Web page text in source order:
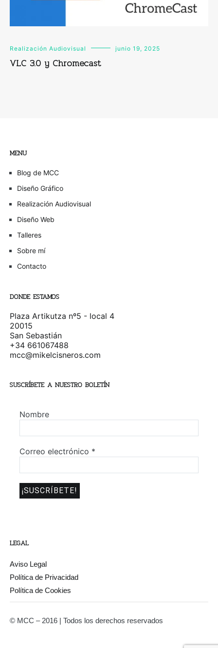
Realización Audiovisual junio 19, 2025
VLC 3.0 y Chromecast
MENU
Blog de MCC
Diseño Gráfico
Realización Audiovisual
Diseño Web
Talleres
Sobre mí
Contacto
DONDE ESTAMOS
Plaza Artikutza nº5 - local 4
20015
San Sebastián
+34 661067488
mcc@mikelcisneros.com
SUSCRÍBETE A NUESTRO BOLETÍN
Nombre
Correo electrónico *
LEGAL
Aviso Legal
Política de Privacidad
Política de Cookies
© MCC – 2016 | Todos los derechos reservados